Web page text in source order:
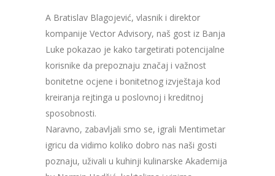
A Bratislav Blagojević, vlasnik i direktor
kompanije Vector Advisory, naš gost iz Banja
Luke pokazao je kako targetirati potencijalne
korisnike da prepoznaju značaj i važnost
bonitetne ocjene i bonitetnog izvještaja kod
kreiranja rejtinga u poslovnoj i kreditnoj
sposobnosti.
Naravno, zabavljali smo se, igrali Mentimetar
igricu da vidimo koliko dobro nas naši gosti
poznaju, uživali u kuhinji kulinarske Akademija